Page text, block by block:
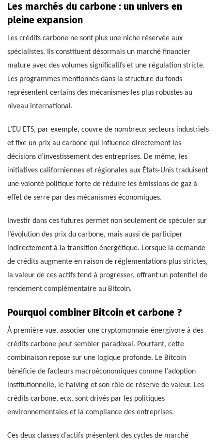
Les marchés du carbone : un univers en
pleine expansion
Les crédits carbone ne sont plus une niche réservée aux
spécialistes. Ils constituent désormais un marché financier
mature avec des volumes significatifs et une régulation stricte.
Les programmes mentionnés dans la structure du fonds
représentent certains des mécanismes les plus robustes au
niveau international.
L’EU ETS, par exemple, couvre de nombreux secteurs industriels
et fixe un prix au carbone qui influence directement les
décisions d’investissement des entreprises. De même, les
initiatives californiennes et régionales aux États-Unis traduisent
une volonté politique forte de réduire les émissions de gaz à
effet de serre par des mécanismes économiques.
Investir dans ces futures permet non seulement de spéculer sur
l’évolution des prix du carbone, mais aussi de participer
indirectement à la transition énergétique. Lorsque la demande
de crédits augmente en raison de réglementations plus strictes,
la valeur de ces actifs tend à progresser, offrant un potentiel de
rendement complémentaire au Bitcoin.
Pourquoi combiner Bitcoin et carbone ?
À première vue, associer une cryptomonnaie énergivore à des
crédits carbone peut sembler paradoxal. Pourtant, cette
combinaison repose sur une logique profonde. Le Bitcoin
bénéficie de facteurs macroéconomiques comme l’adoption
institutionnelle, le halving et son rôle de réserve de valeur. Les
crédits carbone, eux, sont drivés par les politiques
environnementales et la compliance des entreprises.
Ces deux classes d’actifs présentent des cycles de marché